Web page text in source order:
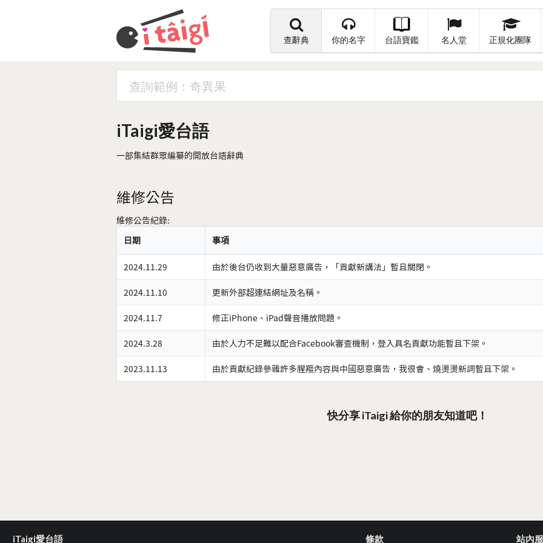
查辭典 你的名字 台語寶鑑 名人堂 正規化團隊
iTaigi愛台語
一部集結群眾編纂的開放台語辭典
維修公告
維修公告紀錄:
日期
事項
2024.11.29 由於後台仍收到大量惡意廣告，「貢獻新講法」暫且關閉。
2024.11.10 更新外部超連結網址及名稱。
2024.11.7 修正iPhone、iPad聲音播放問題。
2024.3.28 由於人力不足難以配合Facebook審查機制，登入具名貢獻功能暫且下架。
2023.11.13 由於貢獻紀錄參雜許多腥羶內容與中國惡意廣告，我很會、燒燙燙新詞暫且下架。
快分享 iTaigi 給你的朋友知道吧！
iTaigi愛台語 條款 站內